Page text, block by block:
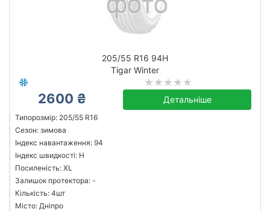
205/55 R16 94H
Tigar Winter
2600 ₴ Детальніше
Типорозмір: 205/55 R16
Сезон: зимова
Індекс навантаження: 94
Індекс швидкості: H
Посиленість: XL
Залишок протектора: -
Кількість: 4шт
Місто: Дніпро